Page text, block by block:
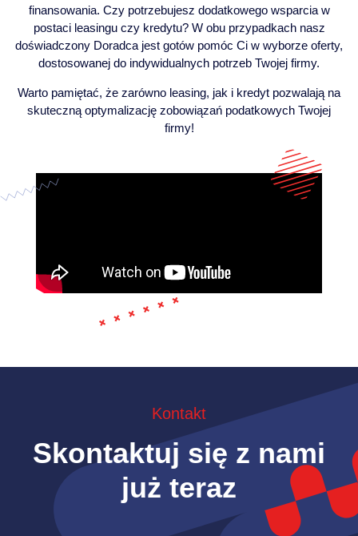
finansowania. Czy potrzebujesz dodatkowego wsparcia w
postaci leasingu czy kredytu? W obu przypadkach nasz
doświadczony Doradca jest gotów pomóc Ci w wyborze oferty,
dostosowanej do indywidualnych potrzeb Twojej firmy.
Warto pamiętać, że zarówno leasing, jak i kredyt pozwalają na
skuteczną optymalizację zobowiązań podatkowych Twojej
firmy!
Kontakt
Skontaktuj się z nami
już teraz